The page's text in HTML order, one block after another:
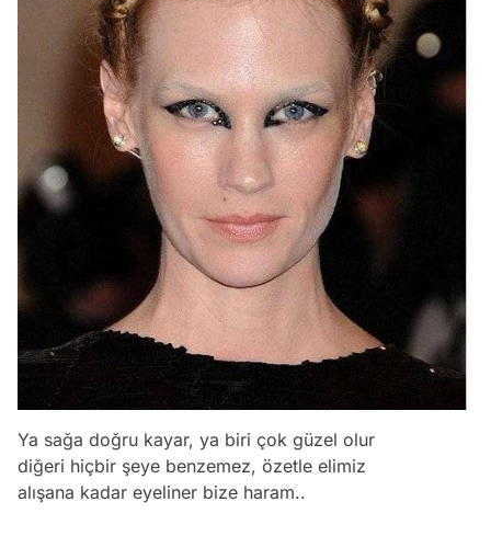
Ya sağa doğru kayar, ya biri çok güzel olur
diğeri hiçbir şeye benzemez, özetle elimiz
alışana kadar eyeliner bize haram..